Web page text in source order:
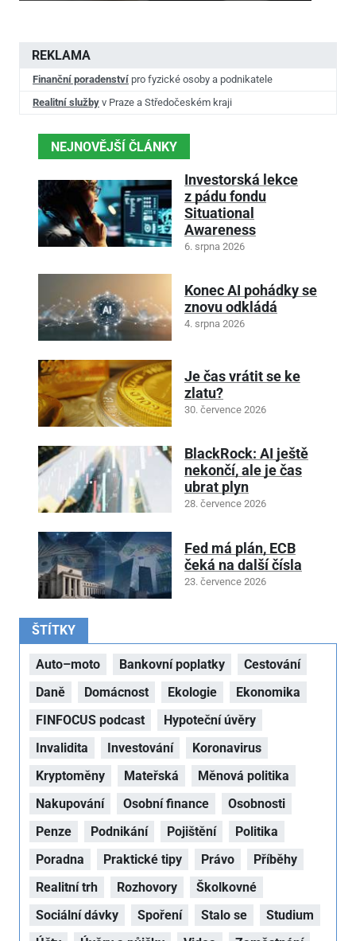
REKLAMA
Finanční poradenství pro fyzické osoby a podnikatele
Realitní služby v Praze a Středočeském kraji
NEJNOVĚJŠÍ ČLÁNKY
Investorská lekce
z pádu fondu
Situational
Awareness
6. srpna 2026
Konec AI pohádky se
znovu odkládá
4. srpna 2026
Je čas vrátit se ke
zlatu?
30. července 2026
BlackRock: AI ještě
nekončí, ale je čas
ubrat plyn
28. července 2026
Fed má plán, ECB
čeká na další čísla
23. července 2026
ŠTÍTKY
Auto–moto Bankovní poplatky
Cestování
Daně
Domácnost Ekologie
Ekonomika
FINFOCUS podcast
Hypoteční úvěry
Invalidita
Investování
Koronavirus
Kryptoměny
Mateřská
Měnová politika
Nakupování
Osobní finance
Osobnosti
Penze
Podnikání Pojištění
Politika
Poradna
Praktické tipy Právo
Příběhy
Realitní trh
Rozhovory
Školkovné
Sociální dávky
Spoření Stalo se
Studium